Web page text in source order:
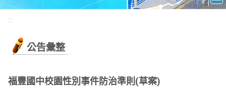
:::
公告彙整
福豐國中校園性別事件防治準則(草案)